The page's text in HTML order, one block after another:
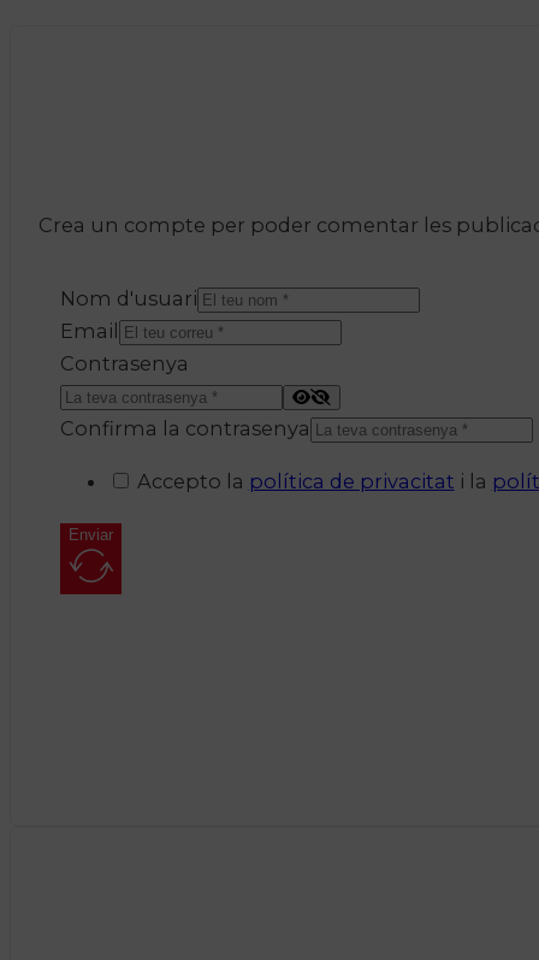
Crea un compte per poder comentar les
Nom d'usuari
Email
Contrasenya
Confirma la contrasenya
Accepto la política de privacitat i la
Enviar